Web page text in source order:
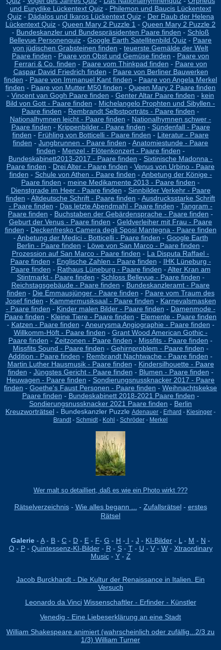
und Eurydike Lückentext Quiz - Philemon und Baucis Lückentext
Quiz - Dädalos und Ikaros Lückentext Quiz - Der Raub der Helena
Lückentext Quiz - Queen Mary 2 Puzzle 1 - Queen Mary 2 Puzzle 2
- Bundeskanzler und Bundespräsidenten Paare finden - Schloß
Bellevue Personenquiz - Google Earth Satellitenbild Quiz - Paare
von jüdischen Grabsteinen finden - teuerste Gemälde der Welt
Paare finden - Paare von Obst und Gemüse finden - Paare von
Ferrari & Co. finden - Paare vom Thinkpad finden - Paare von
Caspar David Friedrich finden - Paare von Berliner Bauwerken
finden - Paare von Immanuel Kant finden - Paare von Angela Merkel
finden - Paare von Mutter M50 finden - Queen Mary 2 Paare finden
- Vincent van Gogh Paare finden - Genter Altar Paare finden - kein
Bild von Gott - Paare finden - Michelangelo Prophten und Sibyllen -
Paare finden - Rembrandt Selbstporträts - Paare finden -
Nationalhymnen leicht - Paare finden - Nationalhymnen schwer -
Paare finden - Krippenbilder - Paare finden - Sündenfall - Paare
finden - Frühling von Botticelli - Paare finden - Literatur - Paare
finden - Jungbrunnen - Paare finden - Anatomiestunde - Paare
finden - Menzel - Flötenkonzert - Paare finden -
Bundeskabinett2013-2017 - Paare finden - Sixtinische Madonna -
Paare finden - Drei Alter - Paare finden - Venus von Urbino - Paare
finden - Schule von Athen - Paare finden - Anbetung der Könige -
Paare finden - meine Medikamente 2013 - Paare finden -
Dienstgrade im Heer - Paare finden - Sinnbilder Verkehr - Paare
finden - Altdeutsche Schrift - Paare finden - Ausdrucksstarke Schrift
- Paare finden - Das letzte Abendmahl - Paare finden - Tangram -
Paare finden - Buchstaben der Gebärdensprache - Paare finden -
Geburt der Venus - Paare finden - Geldverleiher mit Frau - Paare
finden - Deckenfresko Camera degli Sposi Mantegna - Paare finden
- Anbetung der Medici - Botticelli - Paare finden - Google Earth
Berlin - Paare finden - Löwe von San Marco - Paare finden -
Prozession auf San Marco - Paare finden - La Disputa Raffael -
Paare finden - Englische Zahlen - Paare finden - IHK Lüneburg -
Paare finden - Rathaus Lüneburg - Paare finden - Alter Kran am
Stintmarkt - Paare finden - Schloss Bellevue - Paare finden -
Reichstagsgebäude - Paare finden - Bundeskanzleramt - Paare
finden - Die Emmausjünger - Paare finden - Paare vom Traum des
Josef finden - Kammermusiksaal - Paare finden - Karnevalsmasken
- Paare finden - Kinder malen Bilder - Paare finden - Damenmode -
Paare finden - Kleine Tiere - Paare finden - Elemente - Paare finden
- Katzen - Paare finden - Aneurysma Angiographie - Paare finden -
Willkomm-Höft - Paare finden - Grant Wood American Gothic -
Paare finden - Zeitzonen - Paare finden - Missfits - Paare finden -
Missfits Sound - Paare finden - Gehirnproblem - Paare finden -
Addition - Paare finden - Rembrandt Nachtwache - Paare finden -
Martin Luther Hausmusik - Paare finden - Kindersilhouette - Paare
finden - Jüngstes Gericht - Paare finden - Blumen - Paare finden -
Heuwagen - Paare finden - Sondierungsnussknacker 2017 - Paare
finden - Goethe's Faust Personen - Paare finden - Weihnachtskekse
Paare finden - Bundeskabinett 2018-2021 Paare finden -
Sondierungsnussknacker 2021 Paare finden - Berlin
Kreuzworträtsel - Bundeskanzler Puzzle Adenauer - Erhard - Kiesinger -
Brandt- Schmidt- Kohl - Schröder - Merkel
Wer malt so detailliert, daß es wie ein Photo wirkt ???
Rätselverzeichnis- Wie alles begann ... - Zufallsrätsel- erstes
Rätsel
Galerie - A- B - C - D - E - F- G - H - I - J - KI-Bilder - L - M - N -
O- P- Quintessenz-KI-Bilder- R - S- T- U - V- W- Xtraordinary
Music- Y- Z
Jacob Burckhardt - Die Kultur der Renaissance in Italien. Ein
Versuch
Leonardo da Vinci Wissenschaftler - Erfinder - Künstler
Venedig - Eine Liebeserklärung an eine Stadt
William Shakespeare animiert (wahrscheinlich oder zufällig...2/3 zu
1/3) William Turner